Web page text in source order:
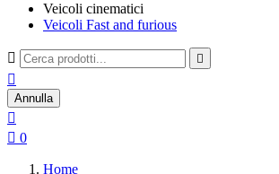
Veicoli cinematici
Veicoli Fast and furious
 

Annulla

 0
Home